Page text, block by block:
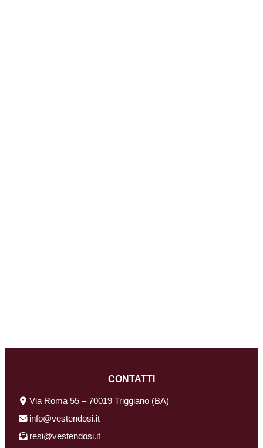
CONTATTI
Via Roma 55 – 70019 Triggiano (BA)
info@vestendosi.it
resi@vestendosi.it